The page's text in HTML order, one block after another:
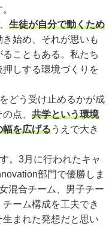
生徒が自分で動くため
始め、それが思いも
こともある。私たち
しする環境づくりを
どう受け止めるかが成
点、 共学という環境
幅を広げるうえで大き
。3月に行われたキャ
部門で優勝しま
混合チーム、男子チー
ーム構成を工夫でき
まれた発想だと思い